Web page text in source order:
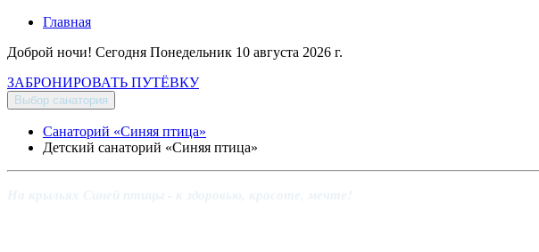
Главная
Доброй ночи! Сегодня Понедельник 10 августа 2026 г.
ЗАБРОНИРОВАТЬ ПУТЁВКУ
Выбор санатория
Санаторий «Синяя птица»
Детский санаторий «Синяя птица»